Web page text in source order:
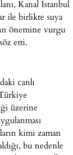
Kanal İstanbul
ile birlikte suya
önemine vurgu
etti.
canlı
üzerine
kimi zaman
bu nedenle